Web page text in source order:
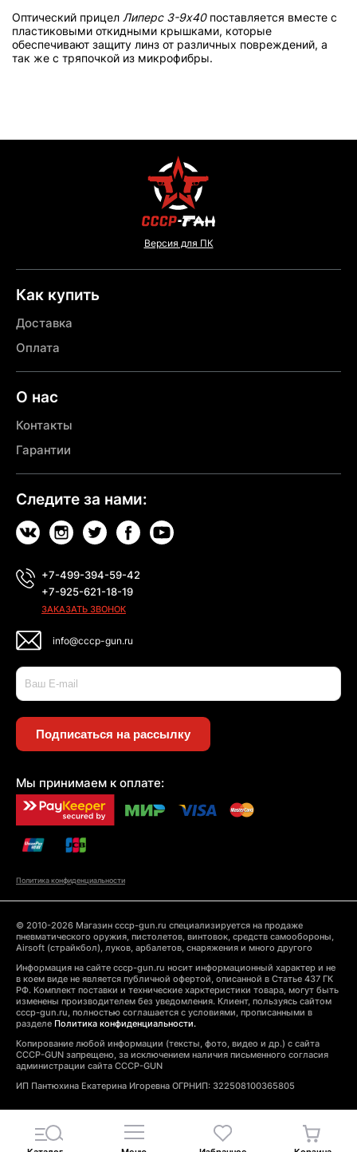
Оптический прицел Липерс 3-9х40поставляется вместе с
пластиковыми откидными крышками, которые
обеспечивают защиту линз от различных повреждений, а
так же с тряпочкой из микрофибры.
Версия для ПК
Как купить
Доставка
Оплата
О нас
Контакты
Гарантии
Следите за нами:
+7-499-394-59-42
+7-925-621-18-19
ЗАКАЗАТЬ ЗВОНОК
info@cccp-gun.ru
Подписаться на рассылку
Мы принимаем к оплате:
Политика конфиденциальности
© 2010-2026 Магазин cccp-gun.ru специализируется на продаже
пневматического оружия, пистолетов, винтовок, средств самообороны,
Airsoft (страйкбол), луков, арбалетов, снаряжения и много другого
Информация на сайте cccp-gun.ru носит информационный характер и не
в коем виде не является публичной офертой, описанной в Статье 437 ГК
РФ. Комплект поставки и технические харктеристики товара, могут быть
изменены производителем без уведомления. Клиент, пользуясь сайтом
cccp-gun.ru, полностью соглашается с условиями, прописанными в
разделе Политика конфиденциальности.
Копирование любой информации (тексты, фото, видео и др.) с сайта
CCCP-GUN запрещено, за исключением наличия письменного согласия
администрации сайта CCCP-GUN
ИП Пантюхина Екатерина Игоревна ОГРНИП: 322508100365805